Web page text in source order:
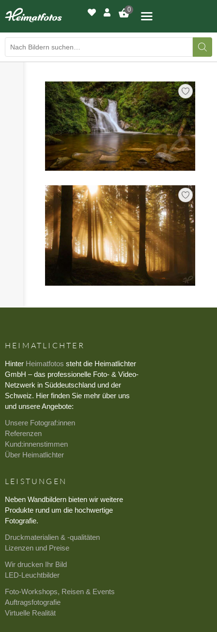
0
BILDERGALERIE
DRUCKQUALITÄTEN
LED-LEUCHTBILDER
WIR DRUCKEN IHR BILD
AUSSTELLUNGEN
HEIMATLICHTER
KONTAKT
HEIMATLICHTER
Hinter Heimatfotos steht die Heimatlichter
GmbH – das professionelle Foto- & Video-
Netzwerk in Süddeutschland und der
Schweiz. Hier finden Sie mehr über uns
und unsere Angebote:
Unsere Fotograf:innen
Referenzen
Kund:innenstimmen
Über Heimatlichter
LEISTUNGEN
Neben Wandbildern bieten wir weitere
Produkte rund um die hochwertige
Fotografie.
Druckmaterialien & -qualitäten
Lizenzen und Preise
Wir drucken Ihr Bild
LED-Leuchtbilder
Foto-Workshops, Reisen & Events
Auftragsfotografie
Virtuelle Realität